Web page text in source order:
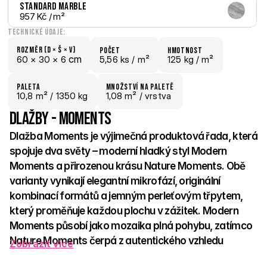
Standard Marble
957 Kč / m²
Technické údaje:
Rozměr (D × š × V)
60 × 30 × 6 cm
počet
5,56 ks / m²
hmotnost
125 kg / m²
paletA
10,8 m² / 1350 kg
Množství na paletě
1,08 m² / vrstva
Dlažby - Moments
Dlažba Moments je výjimečná produktová řada, která
spojuje dva světy – moderní hladký styl Modern
Moments a přirozenou krásu Nature Moments. Obě
varianty vynikají elegantní mikrofází, originální
kombinací formátů a jemným perleťovým třpytem,
který proměňuje každou plochu v zážitek. Modern
Moments působí jako mozaika plná pohybu, zatímco
Nature Moments čerpá z autentického vzhledu
Zobrazit více